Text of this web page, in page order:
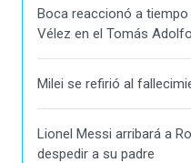
Boca reaccionó a
Vélez en el Tomás
Milei se refirió al
Lionel Messi arribará a
despedir a su padre